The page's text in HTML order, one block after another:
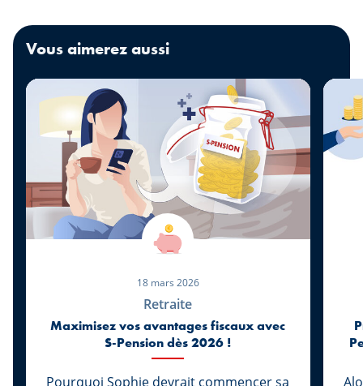
Vous aimerez aussi
18 mars 2026
Retraite
Maximisez vos avantages fiscaux avec
S-Pension dès 2026 !
Pourquoi Sophie devrait commencer sa